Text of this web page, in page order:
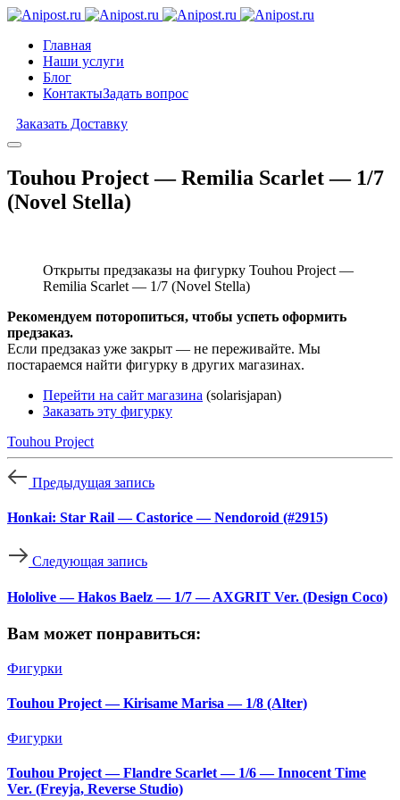
Главная
Наши услуги
Блог
КонтактыЗадать вопрос
Заказать Доставку
Touhou Project — Remilia Scarlet — 1/7
(Novel Stella)
Открыты предзаказы на фигурку Touhou Project —
Remilia Scarlet — 1/7 (Novel Stella)
Рекомендуем поторопиться, чтобы успеть оформить
предзаказ.
Если предзаказ уже закрыт — не переживайте. Мы
постараемся найти фигурку в других магазинах.
Перейти на сайт магазина (solarisjapan)
Заказать эту фигурку
Touhou Project
Предыдущая запись
Honkai: Star Rail — Castorice — Nendoroid (#2915)
Следующая запись
Hololive — Hakos Baelz — 1/7 — AXGRIT Ver. (Design Coco)
Вам может понравиться:
Фигурки
Touhou Project — Kirisame Marisa — 1/8 (Alter)
Фигурки
Touhou Project — Flandre Scarlet — 1/6 — Innocent Time
Ver. (Freyja, Reverse Studio)